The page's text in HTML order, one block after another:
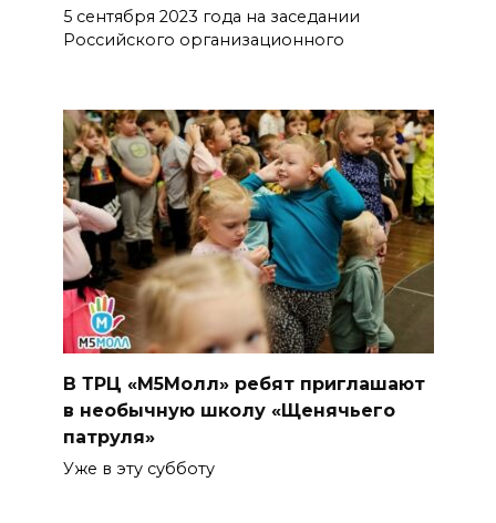
5 сентября 2023 года на заседании
Российского организационного
В ТРЦ «М5Молл» ребят приглашают
в необычную школу «Щенячьего
патруля»
Уже в эту субботу